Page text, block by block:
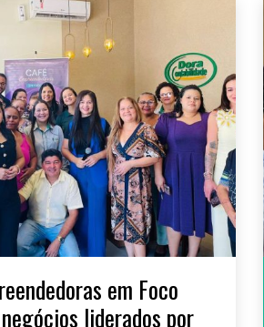
em Foco
liderados por